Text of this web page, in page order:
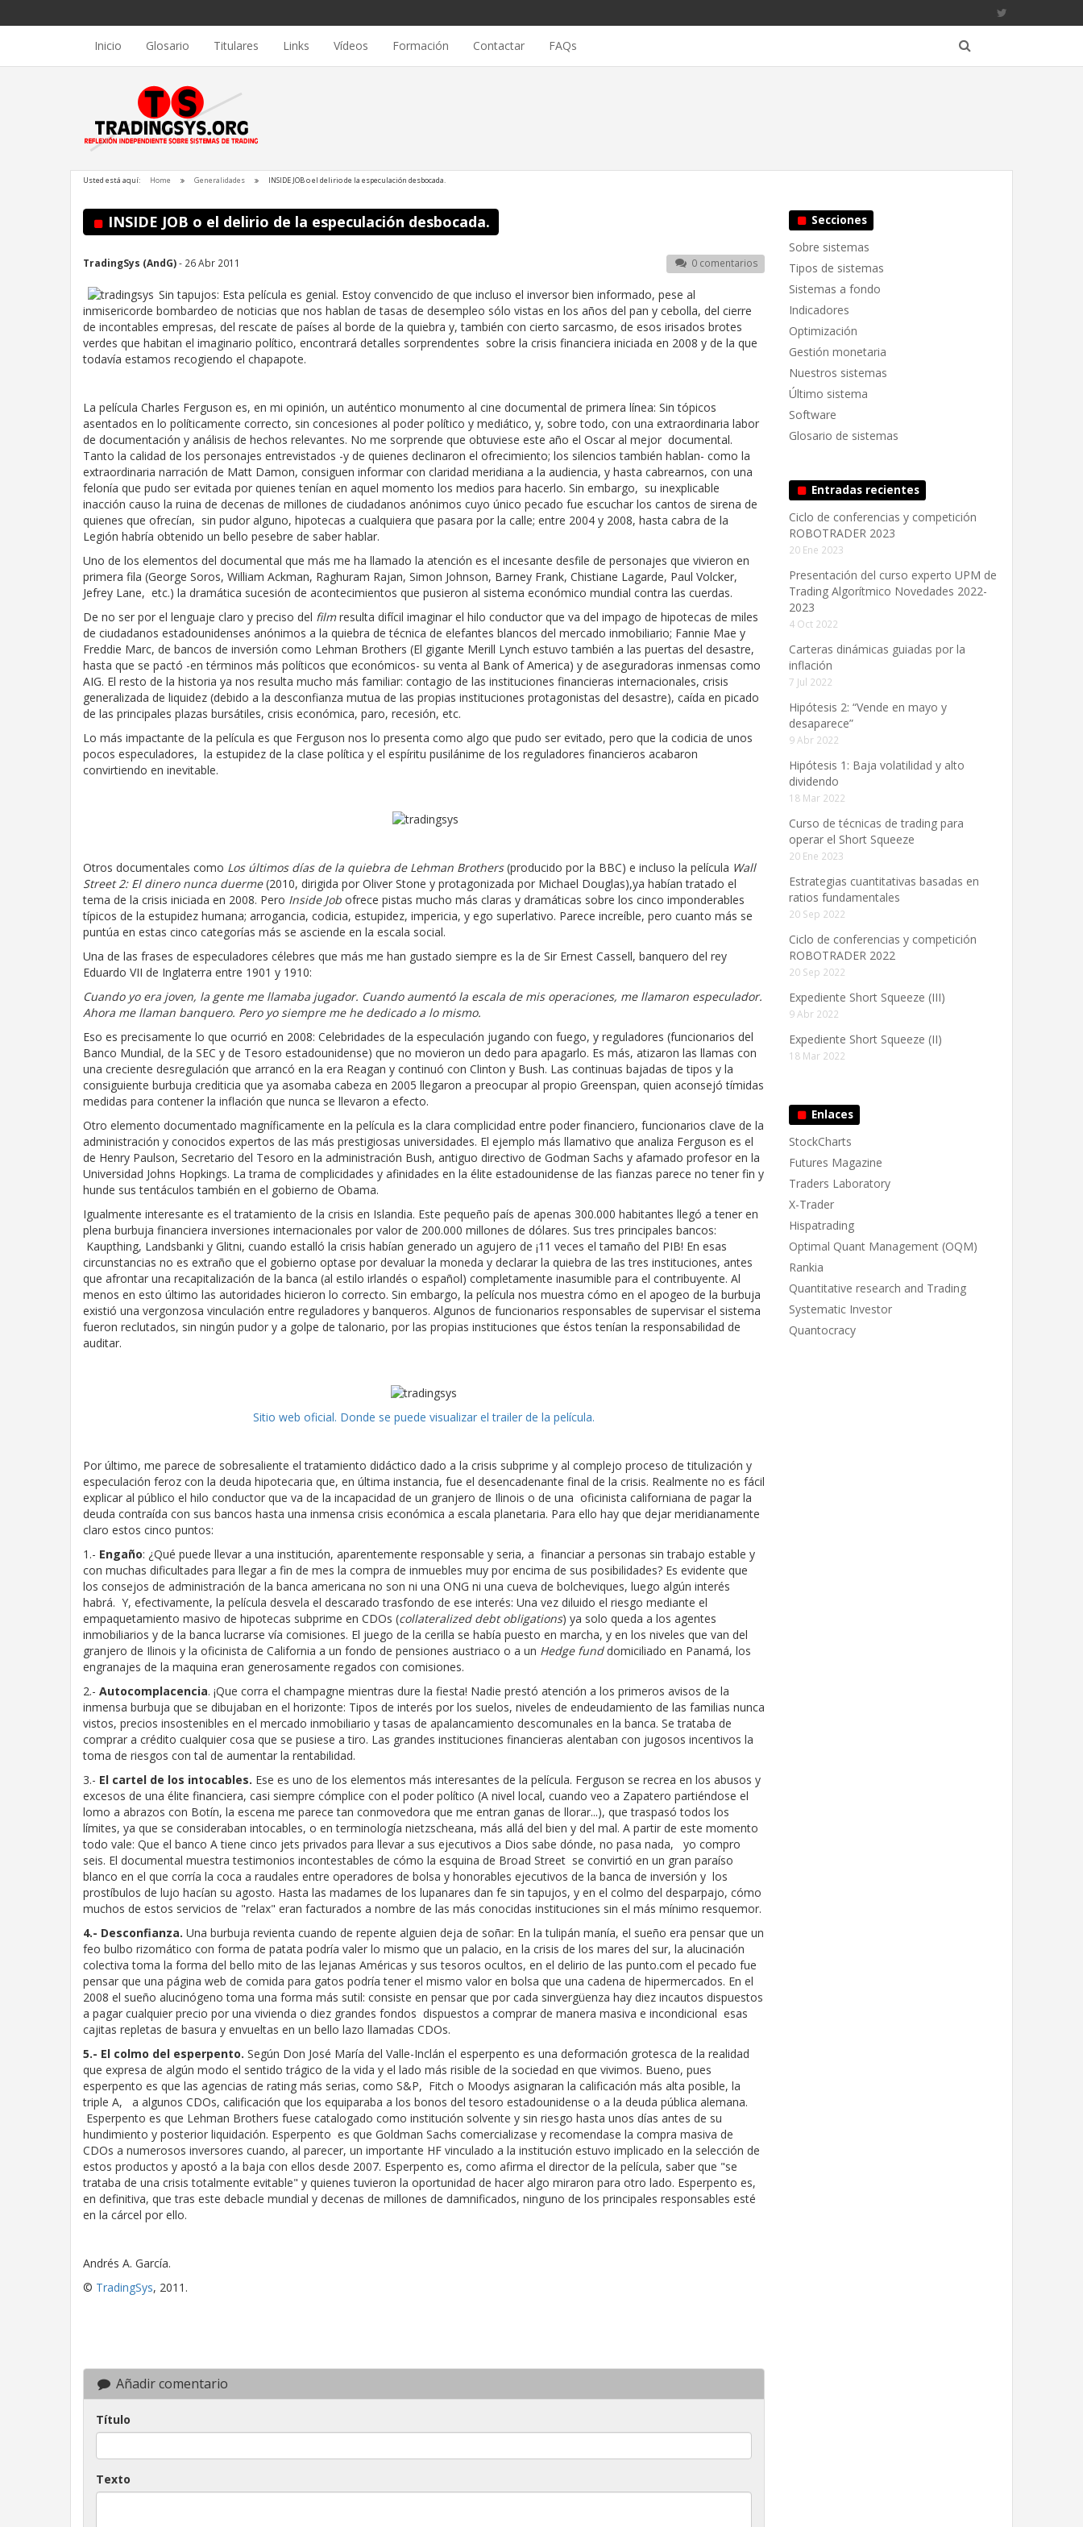
Inicio Glosario Titulares Links Vídeos Formación Contactar FAQs
Usted está aquí: Home Generalidades INSIDE JOB o el delirio de la especulación desbocada.
INSIDE JOB o el delirio de la especulación desbocada.
TradingSys (AndG)- 26 Abr 2011 0 comentarios
Sin tapujos: Esta película es genial. Estoy convencido de que incluso el inversor bien informado, pese al
inmisericorde bombardeo de noticias que nos hablan de tasas de desempleo sólo vistas en los años del pan y cebolla, del cierre
de incontables empresas, del rescate de países al borde de la quiebra y, también con cierto sarcasmo, de esos irisados brotes
verdes que habitan el imaginario político, encontrará detalles sorprendentes sobre la crisis financiera iniciada en 2008 y de la que
todavía estamos recogiendo el chapapote.
La película Charles Ferguson es, en mi opinión, un auténtico monumento al cine documental de primera línea: Sin tópicos
asentados en lo políticamente correcto, sin concesiones al poder político y mediático, y, sobre todo, con una extraordinaria labor
de documentación y análisis de hechos relevantes. No me sorprende que obtuviese este año el Oscar al mejor documental.
Tanto la calidad de los personajes entrevistados -y de quienes declinaron el ofrecimiento; los silencios también hablan- como la
extraordinaria narración de Matt Damon, consiguen informar con claridad meridiana a la audiencia, y hasta cabrearnos, con una
felonía que pudo ser evitada por quienes tenían en aquel momento los medios para hacerlo. Sin embargo, su inexplicable
inacción causo la ruina de decenas de millones de ciudadanos anónimos cuyo único pecado fue escuchar los cantos de sirena de
quienes que ofrecían, sin pudor alguno, hipotecas a cualquiera que pasara por la calle; entre 2004 y 2008, hasta cabra de la
Legión habría obtenido un bello pesebre de saber hablar.
Uno de los elementos del documental que más me ha llamado la atención es el incesante desfile de personajes que vivieron en
primera fila (George Soros, William Ackman, Raghuram Rajan, Simon Johnson, Barney Frank, Chistiane Lagarde, Paul Volcker,
Jefrey Lane, etc.) la dramática sucesión de acontecimientos que pusieron al sistema económico mundial contra las cuerdas.
De no ser por el lenguaje claro y preciso del filmresulta difícil imaginar el hilo conductor que va del impago de hipotecas de miles
de ciudadanos estadounidenses anónimos a la quiebra de técnica de elefantes blancos del mercado inmobiliario; Fannie Mae y
Freddie Marc, de bancos de inversión como Lehman Brothers (El gigante Merill Lynch estuvo también a las puertas del desastre,
hasta que se pactó -en términos más políticos que económicos- su venta al Bank of America) y de aseguradoras inmensas como
AIG. El resto de la historia ya nos resulta mucho más familiar: contagio de las instituciones financieras internacionales, crisis
generalizada de liquidez (debido a la desconfianza mutua de las propias instituciones protagonistas del desastre), caída en picado
de las principales plazas bursátiles, crisis económica, paro, recesión, etc.
Lo más impactante de la película es que Ferguson nos lo presenta como algo que pudo ser evitado, pero que la codicia de unos
pocos especuladores, la estupidez de la clase política y el espíritu pusilánime de los reguladores financieros acabaron
convirtiendo en inevitable.
Otros documentales como Los últimos días de la quiebra de Lehman Brothers(producido por la BBC) e incluso la película Wall
Street 2: El dinero nunca duerme(2010, dirigida por Oliver Stone y protagonizada por Michael Douglas),ya habían tratado el
tema de la crisis iniciada en 2008. Pero Inside Job ofrece pistas mucho más claras y dramáticas sobre los cinco imponderables
típicos de la estupidez humana; arrogancia, codicia, estupidez, impericia, y ego superlativo. Parece increíble, pero cuanto más se
puntúa en estas cinco categorías más se asciende en la escala social.
Una de las frases de especuladores célebres que más me han gustado siempre es la de Sir Ernest Cassell, banquero del rey
Eduardo VII de Inglaterra entre 1901 y 1910:
Cuando yo era joven, la gente me llamaba jugador. Cuando aumentó la escala de mis operaciones, me llamaron especulador.
Ahora me llaman banquero. Pero yo siempre me he dedicado a lo mismo.
Eso es precisamente lo que ocurrió en 2008: Celebridades de la especulación jugando con fuego, y reguladores (funcionarios del
Banco Mundial, de la SEC y de Tesoro estadounidense) que no movieron un dedo para apagarlo. Es más, atizaron las llamas con
una creciente desregulación que arrancó en la era Reagan y continuó con Clinton y Bush. Las continuas bajadas de tipos y la
consiguiente burbuja crediticia que ya asomaba cabeza en 2005 llegaron a preocupar al propio Greenspan, quien aconsejó tímidas
medidas para contener la inflación que nunca se llevaron a efecto.
Otro elemento documentado magníficamente en la película es la clara complicidad entre poder financiero, funcionarios clave de la
administración y conocidos expertos de las más prestigiosas universidades. El ejemplo más llamativo que analiza Ferguson es el
de Henry Paulson, Secretario del Tesoro en la administración Bush, antiguo directivo de Godman Sachs y afamado profesor en la
Universidad Johns Hopkings. La trama de complicidades y afinidades en la élite estadounidense de las fianzas parece no tener fin y
hunde sus tentáculos también en el gobierno de Obama.
Igualmente interesante es el tratamiento de la crisis en Islandia. Este pequeño país de apenas 300.000 habitantes llegó a tener en
plena burbuja financiera inversiones internacionales por valor de 200.000 millones de dólares. Sus tres principales bancos:
Kaupthing, Landsbanki y Glitni, cuando estalló la crisis habían generado un agujero de ¡11 veces el tamaño del PIB! En esas
circunstancias no es extraño que el gobierno optase por devaluar la moneda y declarar la quiebra de las tres instituciones, antes
que afrontar una recapitalización de la banca (al estilo irlandés o español) completamente inasumible para el contribuyente. Al
menos en esto último las autoridades hicieron lo correcto. Sin embargo, la película nos muestra cómo en el apogeo de la burbuja
existió una vergonzosa vinculación entre reguladores y banqueros. Algunos de funcionarios responsables de supervisar el sistema
fueron reclutados, sin ningún pudor y a golpe de talonario, por las propias instituciones que éstos tenían la responsabilidad de
auditar.
Sitio web oficial. Donde se puede visualizar el trailer de la película.
Por último, me parece de sobresaliente el tratamiento didáctico dado a la crisis subprime y al complejo proceso de titulización y
especulación feroz con la deuda hipotecaria que, en última instancia, fue el desencadenante final de la crisis. Realmente no es fácil
explicar al público el hilo conductor que va de la incapacidad de un granjero de Ilinois o de una oficinista californiana de pagar la
deuda contraída con sus bancos hasta una inmensa crisis económica a escala planetaria. Para ello hay que dejar meridianamente
claro estos cinco puntos:
1.- Engaño: ¿Qué puede llevar a una institución, aparentemente responsable y seria, a financiar a personas sin trabajo estable y
con muchas dificultades para llegar a fin de mes la compra de inmuebles muy por encima de sus posibilidades? Es evidente que
los consejos de administración de la banca americana no son ni una ONG ni una cueva de bolcheviques, luego algún interés
habrá. Y, efectivamente, la película desvela el descarado trasfondo de ese interés: Una vez diluido el riesgo mediante el
empaquetamiento masivo de hipotecas subprime en CDOs (collateralized debt obligations) ya solo queda a los agentes
inmobiliarios y de la banca lucrarse vía comisiones. El juego de la cerilla se había puesto en marcha, y en los niveles que van del
granjero de Ilinois y la oficinista de California a un fondo de pensiones austriaco o a un Hedge funddomiciliado en Panamá, los
engranajes de la maquina eran generosamente regados con comisiones.
2.- Autocomplacencia. ¡Que corra el champagne mientras dure la fiesta! Nadie prestó atención a los primeros avisos de la
inmensa burbuja que se dibujaban en el horizonte: Tipos de interés por los suelos, niveles de endeudamiento de las familias nunca
vistos, precios insostenibles en el mercado inmobiliario y tasas de apalancamiento descomunales en la banca. Se trataba de
comprar a crédito cualquier cosa que se pusiese a tiro. Las grandes instituciones financieras alentaban con jugosos incentivos la
toma de riesgos con tal de aumentar la rentabilidad.
3.- El cartel de los intocables. Ese es uno de los elementos más interesantes de la película. Ferguson se recrea en los abusos y
excesos de una élite financiera, casi siempre cómplice con el poder político (A nivel local, cuando veo a Zapatero partiéndose el
lomo a abrazos con Botín, la escena me parece tan conmovedora que me entran ganas de llorar...), que traspasó todos los
límites, ya que se consideraban intocables, o en terminología nietzscheana, más allá del bien y del mal. A partir de este momento
todo vale: Que el banco A tiene cinco jets privados para llevar a sus ejecutivos a Dios sabe dónde, no pasa nada, yo compro
seis. El documental muestra testimonios incontestables de cómo la esquina de Broad Street se convirtió en un gran paraíso
blanco en el que corría la coca a raudales entre operadores de bolsa y honorables ejecutivos de la banca de inversión y los
prostíbulos de lujo hacían su agosto. Hasta las madames de los lupanares dan fe sin tapujos, y en el colmo del desparpajo, cómo
muchos de estos servicios de "relax" eran facturados a nombre de las más conocidas instituciones sin el más mínimo resquemor.
4.- Desconfianza. Una burbuja revienta cuando de repente alguien deja de soñar: En la tulipán manía, el sueño era pensar que un
feo bulbo rizomático con forma de patata podría valer lo mismo que un palacio, en la crisis de los mares del sur, la alucinación
colectiva toma la forma del bello mito de las lejanas Américas y sus tesoros ocultos, en el delirio de las punto.com el pecado fue
pensar que una página web de comida para gatos podría tener el mismo valor en bolsa que una cadena de hipermercados. En el
2008 el sueño alucinógeno toma una forma más sutil: consiste en pensar que por cada sinvergüenza hay diez incautos dispuestos
a pagar cualquier precio por una vivienda o diez grandes fondos dispuestos a comprar de manera masiva e incondicional esas
cajitas repletas de basura y envueltas en un bello lazo llamadas CDOs.
5.- El colmo del esperpento. Según Don José María del Valle-Inclán el esperpento es una deformación grotesca de la realidad
que expresa de algún modo el sentido trágico de la vida y el lado más risible de la sociedad en que vivimos. Bueno, pues
esperpento es que las agencias de rating más serias, como S&P, Fitch o Moodys asignaran la calificación más alta posible, la
triple A, a algunos CDOs, calificación que los equiparaba a los bonos del tesoro estadounidense o a la deuda pública alemana.
Esperpento es que Lehman Brothers fuese catalogado como institución solvente y sin riesgo hasta unos días antes de su
hundimiento y posterior liquidación. Esperpento es que Goldman Sachs comercializase y recomendase la compra masiva de
CDOs a numerosos inversores cuando, al parecer, un importante HF vinculado a la institución estuvo implicado en la selección de
estos productos y apostó a la baja con ellos desde 2007. Esperpento es, como afirma el director de la película, saber que "se
trataba de una crisis totalmente evitable" y quienes tuvieron la oportunidad de hacer algo miraron para otro lado. Esperpento es,
en definitiva, que tras este debacle mundial y decenas de millones de damnificados, ninguno de los principales responsables esté
en la cárcel por ello.
Andrés A. García.
© TradingSys, 2011.
Añadir comentario
Título
Texto
Secciones
Sobre sistemas
Tipos de sistemas
Sistemas a fondo
Indicadores
Optimización
Gestión monetaria
Nuestros sistemas
Último sistema
Software
Glosario de sistemas
Entradas recientes
Ciclo de conferencias y competición
ROBOTRADER 2023
20 Ene 2023
Presentación del curso experto UPM de
Trading Algorítmico Novedades 2022-
2023
4 Oct 2022
Carteras dinámicas guiadas por la
inflación
7 Jul 2022
Hipótesis 2: “Vende en mayo y
desaparece”
9 Abr 2022
Hipótesis 1: Baja volatilidad y alto
dividendo
18 Mar 2022
Curso de técnicas de trading para
operar el Short Squeeze
20 Ene 2023
Estrategias cuantitativas basadas en
ratios fundamentales
20 Sep 2022
Ciclo de conferencias y competición
ROBOTRADER 2022
20 Sep 2022
Expediente Short Squeeze (III)
9 Abr 2022
Expediente Short Squeeze (II)
18 Mar 2022
Enlaces
StockCharts
Futures Magazine
Traders Laboratory
X-Trader
Hispatrading
Optimal Quant Management (OQM)
Rankia
Quantitative research and Trading
Systematic Investor
Quantocracy